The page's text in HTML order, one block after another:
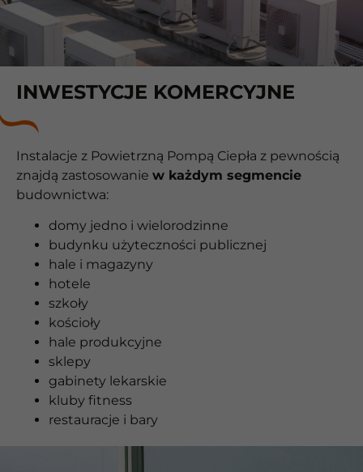
INWESTYCJE KOMERCYJNE
Instalacje z Powietrzną Pompą Ciepła z pewnością
znajdą zastosowanie w każdym segmencie
budownictwa:
domy jedno i wielorodzinne
budynku użyteczności publicznej
hale i magazyny
hotele
szkoły
kościoły
hale produkcyjne
sklepy
gabinety lekarskie
kluby fitness
restauracje i bary